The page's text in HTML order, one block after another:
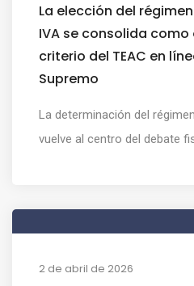
La elección del
IVA se consolida
criterio del TEAC en
Supremo
La determinación del
vuelve al centro del debate
2 de abril de 2026